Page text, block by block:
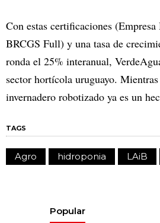
Con estas certificaciones
BRCGS Full) y una tasa de
ronda el 25% interanual,
sector hortícola uruguayo.
invernadero robotizado ya es un
TAGS
Agro hidroponia LAiB
Popular